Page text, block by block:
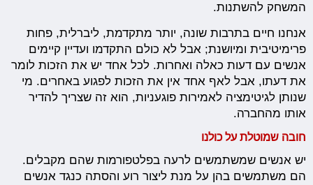
המשחק להשתנות.
אנחנו חיים בתרבות שונה, יותר מתקדמת, ליברלית, פחות
פרימיטיבית ומיושנת; אבל לא כולם התקדמו ועדיין קיימים
אנשים עם דעות כאלה ואחרות. לכל אחד יש את הזכות לומר
את דעתו, אבל לאף אחד אין את הזכות לפגוע באחרים. מי
שנותן לגיטימציה לאמירות פוגעניות, הוא זה שצריך להדיר
אותו מהחברה.
חובה שמוטלת על כולנו
יש אנשים שמשתמשים לרעה בפלטפורמות שהם מקבלים.
הם משתמשים בהן על מנת ליצור רוע והסתה כנגד אנשים